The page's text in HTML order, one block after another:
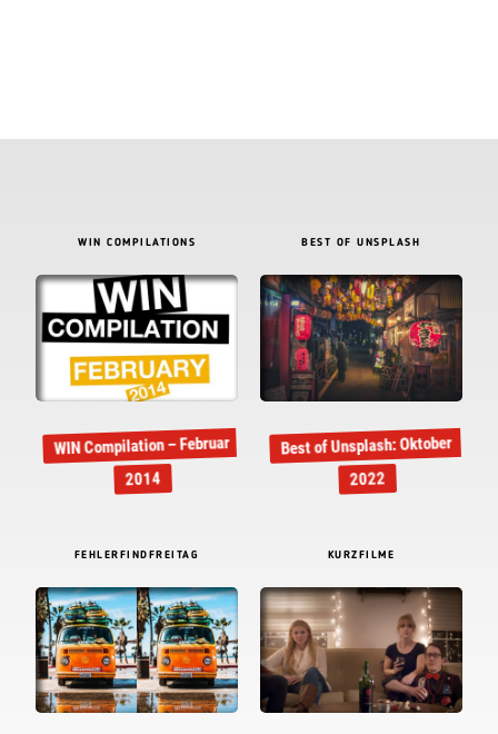
WIN COMPILATIONS
WIN Compilation – Februar
2014
BEST OF UNSPLASH
Best of Unsplash: Oktober
2022
FEHLERFINDFREITAG KURZFILME